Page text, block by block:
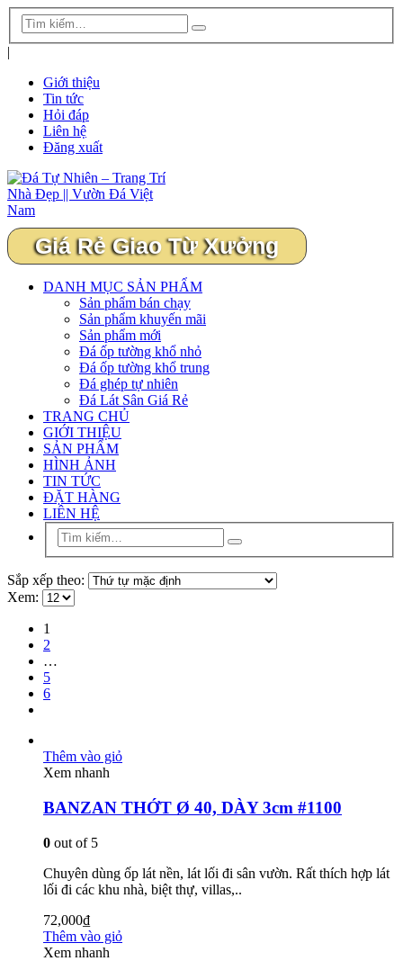
|
Giới thiệu
Tin tức
Hỏi đáp
Liên hệ
Đăng xuất
Giá Rẻ Giao Từ Xưởng
DANH MỤC SẢN PHẨM
Sản phẩm bán chạy
Sản phẩm khuyến mãi
Sản phẩm mới
Đá ốp tường khổ nhỏ
Đá ốp tường khổ trung
Đá ghép tự nhiên
Đá Lát Sân Giá Rẻ
TRANG CHỦ
GIỚI THIỆU
SẢN PHẨM
HÌNH ẢNH
TIN TỨC
ĐẶT HÀNG
LIÊN HỆ
Sắp xếp theo:
Xem:
1
2
…
5
6
Thêm vào giỏ
Xem nhanh
BANZAN THỚT Ø 40, DÀY 3cm #1100
0 out of 5
Chuyên dùng ốp lát nền, lát lối đi sân vườn. Rất thích hợp lát
lối đi các khu nhà, biệt thự, villas,..
72,000₫
Thêm vào giỏ
Xem nhanh